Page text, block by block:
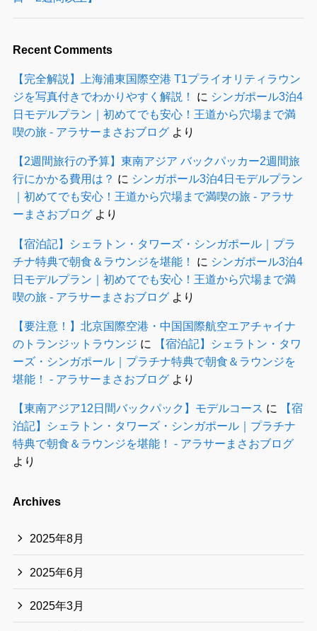
Recent Comments
【完全解説】上海浦東国際空港 T1プライオリティラウン
ジを写真付きでわかりやすく解説！
に シンガポール3泊4
日モデルプラン｜初めてでも安心！王道から穴場まで満
喫の旅 - アラサーまさおブログより
【2週間旅行の予算】東南アジア バックパッカー2週間旅
行にかかる費用は？ に シンガポール3泊4日モデルプラン
｜初めてでも安心！王道から穴場まで満喫の旅 - アラサ
ーまさおブログより
【宿泊記】シェラトン・タワーズ・シンガポール｜プラ
チナ特典で朝食＆ラウンジを堪能！
に シンガポール3泊4
日モデルプラン｜初めてでも安心！王道から穴場まで満
喫の旅 - アラサーまさおブログより
【要注意！】北京国際空港・中国国際航空エアチャイナ
のトランジットラウンジ に
【宿泊記】シェラトン・タワ
ーズ・シンガポール｜プラチナ特典で朝食＆ラウンジを
堪能！ - アラサーまさおブログより
【東南アジア12日間バックパック】モデルコース に
【宿
泊記】シェラトン・タワーズ・シンガポール｜プラチナ
特典で朝食＆ラウンジを堪能！ - アラサーまさおブログ
より
Archives
2025年8月
2025年6月
2025年3月